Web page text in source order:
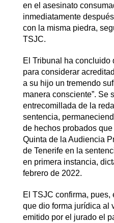
en el asesinato
inmediatamente
con la misma piedra,
TSJC.
El Tribunal ha concluido
para considerar
a su hijo un tremendo
manera consciente”. Se
entrecomillada de la
sentencia,
de hechos probados
Quinta de la Audiencia
de Tenerife en la
en primera instancia,
febrero de 2022.
El TSJC confirma,
que dio forma jurídica al
emitido por el jurado el